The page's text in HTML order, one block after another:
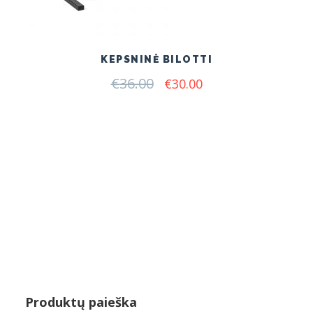
KEPSNINĖ BILOTTI
€36.00 Original
€30.00Current
Produktų paieška